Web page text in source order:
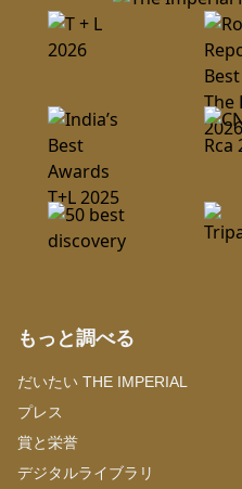
もっと調べる
だいたい THE IMPERIAL
プレス
賞と栄誉
デジタルライブラリ